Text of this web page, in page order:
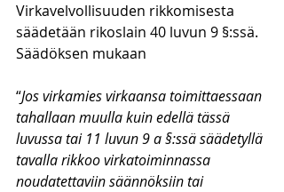
Virkavelvollisuuden rikkomisesta
säädetään rikoslain 40 luvun 9 §:ssä.
Säädöksen mukaan
“Jos virkamies virkaansa toimittaessaan
tahallaan muulla kuin edellä tässä
luvussa tai 11 luvun 9 a §:ssä säädetyllä
tavalla rikkoo virkatoiminnassa
noudatettaviin säännöksiin tai